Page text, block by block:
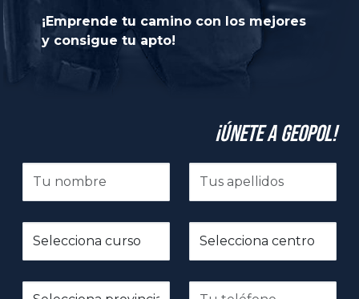
¡Emprende tu camino con los mejores
y consigue tu apto!
¡Únete a GeoPol!